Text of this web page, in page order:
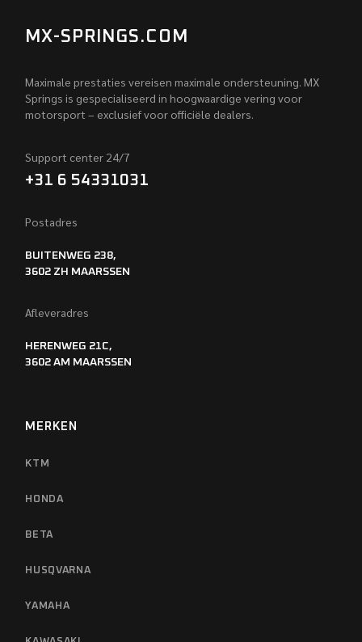
MX-SPRINGS.COM
Maximale prestaties vereisen maximale ondersteuning. MX
Springs is gespecialiseerd in hoogwaardige vering voor
motorsport – exclusief voor officiële dealers.
Support center 24/7
+31 6 54331031
Postadres
BUITENWEG 238,
3602 ZH MAARSSEN
Afleveradres
HERENWEG 21C,
3602 AM MAARSSEN
MERKEN
KTM
HONDA
BETA
HUSQVARNA
YAMAHA